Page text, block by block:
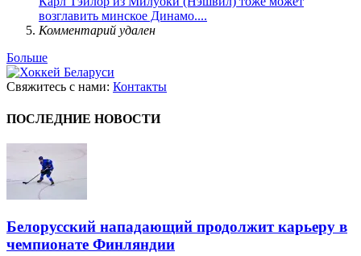
возглавить минское Динамо....
Комментарий удален
Больше
Свяжитесь с нами: Контакты
ПОСЛЕДНИЕ НОВОСТИ
Белорусский нападающий продолжит карьеру в
чемпионате Финляндии